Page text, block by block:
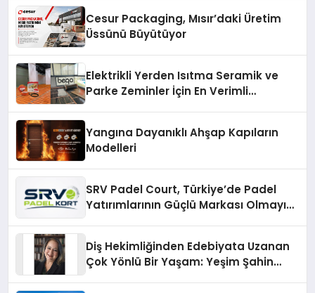
Cesur Packaging, Mısır’daki Üretim
Üssünü Büyütüyor
Elektrikli Yerden Isıtma Seramik ve
Parke Zeminler İçin En Verimli
Yangına Dayanıklı Ahşap Kapıların
Modelleri
SRV Padel Court, Türkiye’de Padel
Yatırımlarının Güçlü Markası Olmayı
Diş Hekimliğinden Edebiyata Uzanan
Çok Yönlü Bir Yaşam: Yeşim Şahin